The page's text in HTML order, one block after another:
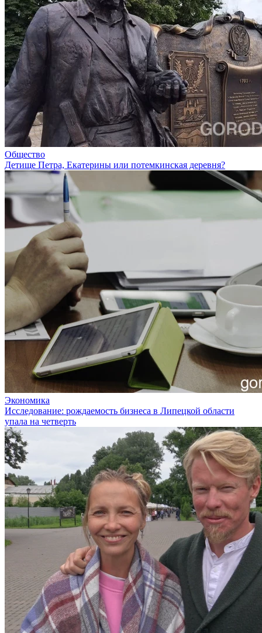
Общество
Детище Петра, Екатерины или потемкинская деревня?
Экономика
Исследование: рождаемость бизнеса в Липецкой области
упала на четверть